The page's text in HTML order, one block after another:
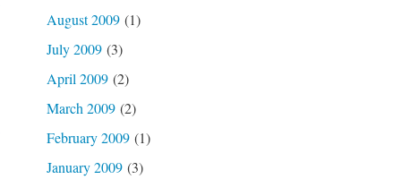
August 2009(1)
July 2009(3)
April 2009(2)
March 2009(2)
February 2009(1)
January 2009(3)